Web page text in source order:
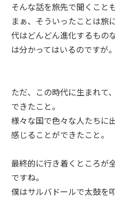
そんな話を旅先で聞くこと
まぁ、そういったことは旅
代はどんどん進化するもの
は分かってはいるのですが。
ただ、この時代に生まれて
できたこと。
様々な国で色々な人たちに
感じることができたこと。
最終的に行き着くところが
ですね。
僕はサルバドールで太鼓を